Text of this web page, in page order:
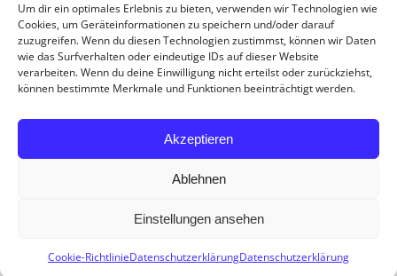
Um dir ein optimales Erlebnis zu bieten, verwenden wir Technologien wie
Cookies, um Geräteinformationen zu speichern und/oder darauf
zuzugreifen. Wenn du diesen Technologien zustimmst, können wir Daten
wie das Surfverhalten oder eindeutige IDs auf dieser Website
verarbeiten. Wenn du deine Einwilligung nicht erteilst oder zurückziehst,
können bestimmte Merkmale und Funktionen beeinträchtigt werden.
Akzeptieren
Ablehnen
Einstellungen ansehen
Cookie-RichtlinieDatenschutzerklärungDatenschutzerklärung
+49 8654 7783 47
© Copyright 2026